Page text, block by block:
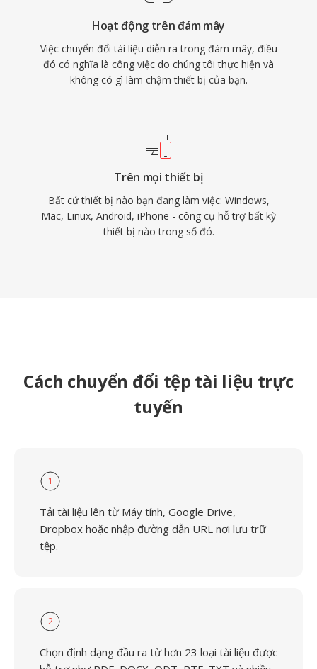
Hoạt động trên đám mây
Việc chuyển đổi tài liệu diễn ra trong đám mây, điều
đó có nghĩa là công việc do chúng tôi thực hiện và
không có gì làm chậm thiết bị của bạn.
Trên mọi thiết bị
Bất cứ thiết bị nào bạn đang làm việc: Windows,
Mac, Linux, Android, iPhone - công cụ hỗ trợ bất kỳ
thiết bị nào trong số đó.
Cách chuyển đổi tệp tài liệu trực
tuyến
1
Tải tài liệu lên từ Máy tính, Google Drive,
Dropbox hoặc nhập đường dẫn URL nơi lưu trữ
tệp.
2
Chọn định dạng đầu ra từ hơn 23 loại tài liệu được